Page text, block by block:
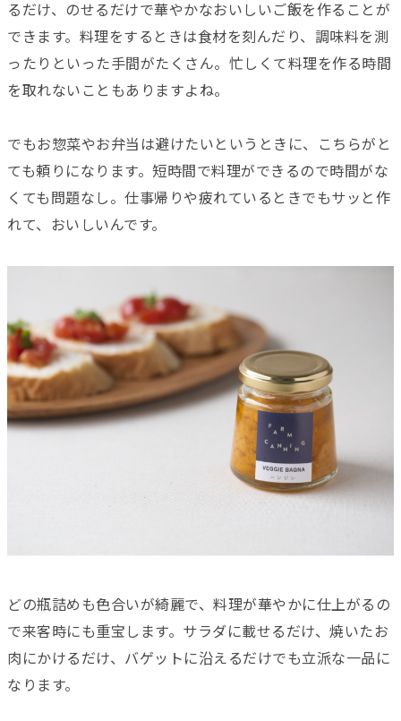
るだけ、のせるだけで華やかなおいしいご飯を作ることが
できます。料理をするときは食材を刻んだり、調味料を測
ったりといった手間がたくさん。忙しくて料理を作る時間
を取れないこともありますよね。
でもお惣菜やお弁当は避けたいというときに、こちらがと
ても頼りになります。短時間で料理ができるので時間がな
くても問題なし。仕事帰りや疲れているときでもサッと作
れて、おいしいんです。
どの瓶詰めも色合いが綺麗で、料理が華やかに仕上がるの
で来客時にも重宝します。サラダに載せるだけ、焼いたお
肉にかけるだけ、バゲットに沿えるだけでも立派な一品に
なります。